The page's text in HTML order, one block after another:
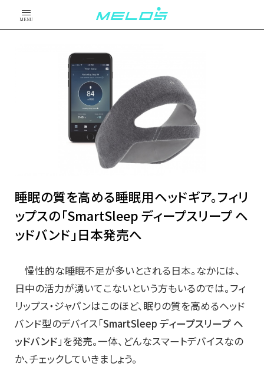
MENU
睡眠の質を高める睡眠用ヘッドギア。フィリ
ップスの「SmartSleep ディープスリープ ヘ
ッドバンド」日本発売へ
慢性的な睡眠不足が多いとされる日本。なかには、
日中の活力が湧いてこないという方もいるのでは。フィ
リップス・ジャパンはこのほど、眠りの質を高めるヘッド
バンド型のデバイス「SmartSleep ディープスリープ ヘ
ッドバンド」を発売。一体、どんなスマートデバイスなの
か、チェックしていきましょう。